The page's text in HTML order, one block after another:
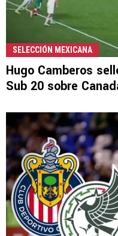
SELECCIÓN MEXICANA
Hugo Camberos
Sub 20 sobre